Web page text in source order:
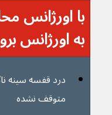
با اورژانس
به اورژانس
درد قفسه سینه
متوقف نشده